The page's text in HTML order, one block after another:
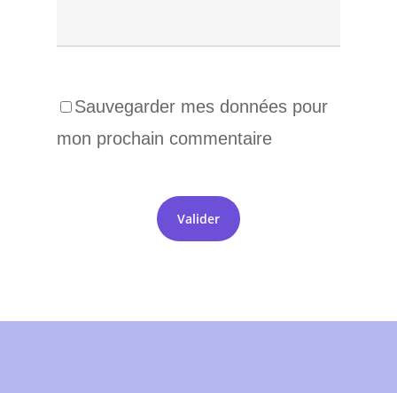
Sauvegarder mes données pour
mon prochain commentaire